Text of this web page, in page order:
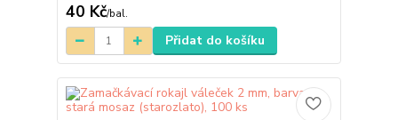
40 Kč/bal.
Přidat do košíku